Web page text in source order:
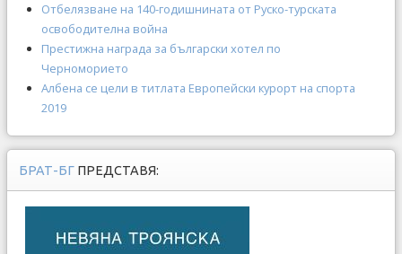
Отбелязване на 140-годишнината от Руско-турската
освободителна война
Престижна награда за български хотел по
Черноморието
Албена се цели в титлата Европейски курорт на спорта
2019
БРАТ-БГ ПРЕДСТАВЯ: